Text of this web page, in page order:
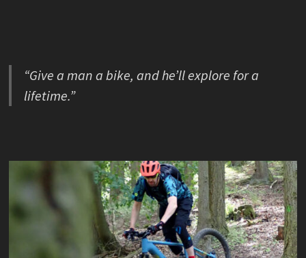
“Give a man a bike, and he’ll explore for a
lifetime.”